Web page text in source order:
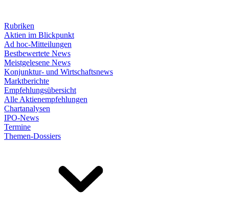
Rubriken
Aktien im Blickpunkt
Ad hoc-Mitteilungen
Bestbewertete News
Meistgelesene News
Konjunktur- und Wirtschaftsnews
Marktberichte
Empfehlungsübersicht
Alle Aktienempfehlungen
Chartanalysen
IPO-News
Termine
Themen-Dossiers